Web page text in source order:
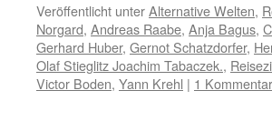
Veröffentlicht unterAlternative Welten,
Norgard, Andreas Raabe, Anja Bagus,
Gerhard Huber, Gernot Schatzdorfer,
Olaf Stieglitz Joachim Tabaczek.,
Victor Boden, Yann Krehl | 1 Kommentar